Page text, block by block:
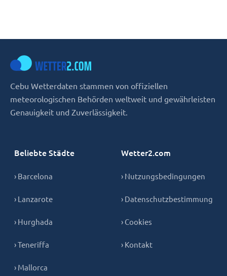
Cebu Wetterdaten stammen von offiziellen
meteorologischen Behörden weltweit und gewährleisten
Genauigkeit und Zuverlässigkeit.
Beliebte Städte
› Barcelona
› Lanzarote
› Hurghada
› Teneriffa
› Mallorca
Wetter2.com
› Nutzungsbedingungen
› Datenschutzbestimmung
› Cookies
› Kontakt